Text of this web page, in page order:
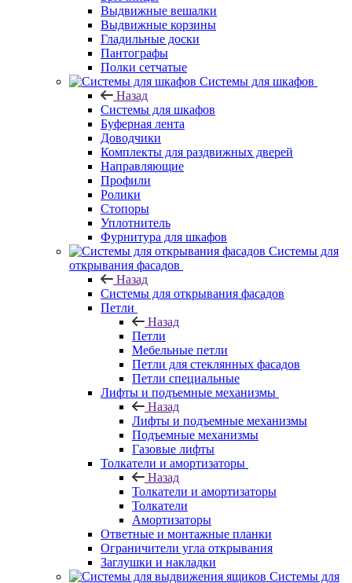
Выдвижные вешалки
Выдвижные корзины
Гладильные доски
Пантографы
Полки сетчатые
Системы для шкафов
Назад
Системы для шкафов
Буферная лента
Доводчики
Комплекты для раздвижных дверей
Направляющие
Профили
Ролики
Стопоры
Уплотнитель
Фурнитура для шкафов
Системы для
открывания фасадов
Назад
Системы для открывания фасадов
Петли
Назад
Петли
Мебельные петли
Петли для стеклянных фасадов
Петли специальные
Лифты и подъемные механизмы
Назад
Лифты и подъемные механизмы
Подъемные механизмы
Газовые лифты
Толкатели и амортизаторы
Назад
Толкатели и амортизаторы
Толкатели
Амортизаторы
Ответные и монтажные планки
Ограничители угла открывания
Заглушки и накладки
Системы для